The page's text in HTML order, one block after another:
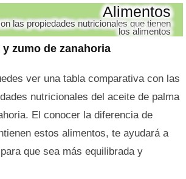
zumo de zanahoria
Alimentos
las propiedades nutricionales que tienen
los alimentos
ver una tabla comparativa con las
nutricionales del aceite de palma
El conocer la diferencia de
estos alimentos, te ayudará a
que sea más equilibrada y